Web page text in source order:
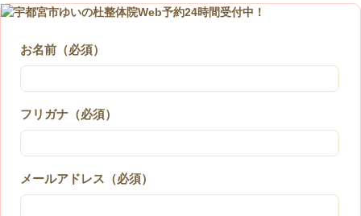
お名前（必須）
フリガナ（必須）
メールアドレス（必須）